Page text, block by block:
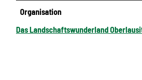
Organisation
Das Landschaftswunderland